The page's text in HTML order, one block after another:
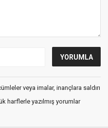
veya imalar, inançlara saldırı
harflerle yazılmış yorumlar